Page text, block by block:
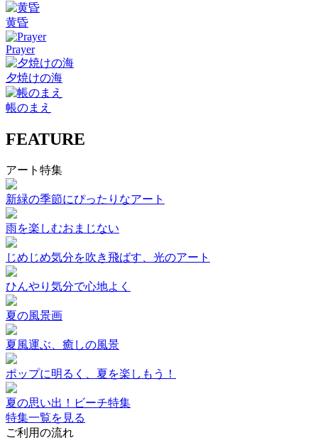
黄昏
Prayer
夕焼けの海
帳のまえ
FEATURE
アート特集
新緑の季節にぴったりなアート
雨を楽しむおまじない
じめじめ気分を吹き飛ばす、光のアート
ひんやり気分で心地よく
夏の風景画
夏風運ぶ、癒しの風景
ポップに明るく、夏を楽しもう！
夏の思い出！ビーチ特集
特集一覧を見る
ご利用の流れ